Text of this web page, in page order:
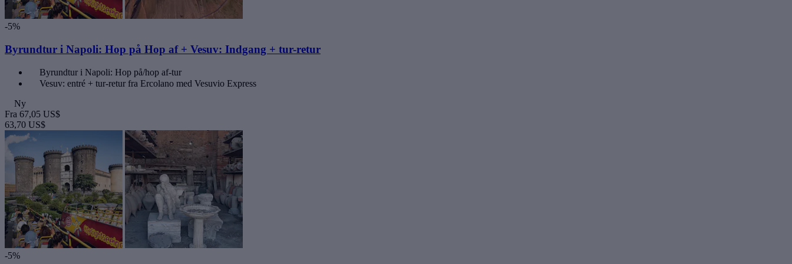
-5%
Byrundtur i Napoli: Hop på Hop af + Vesuv: Indgang + tur-retur
Byrundtur i Napoli: Hop på/hop af-tur
Vesuv: entré + tur-retur fra Ercolano med Vesuvio Express
Ny
Fra 67,05 US$
63,70 US$
-5%